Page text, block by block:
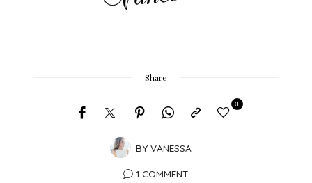
Share
BY VANESSA
0
1 COMMENT